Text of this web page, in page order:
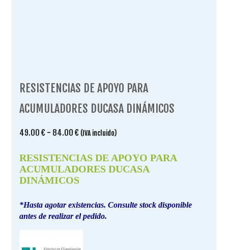
RESISTENCIAS DE APOYO PARA
ACUMULADORES DUCASA DINÁMICOS
49.00 € - 84.00 € Rango
precios:
desde
49.00 €
(IVA incluido)
RESISTENCIAS DE APOYO PARA
ACUMULADORES DUCASA
DINÁMICOS
*Hasta agotar existencias. Consulte stock disponible
antes de realizar el pedido.